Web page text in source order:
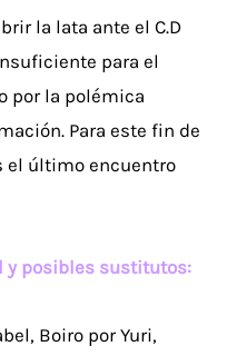
la lata ante el C.D
para el
por la polémica
Para este fin de
el último encuentro
y posibles sustitutos:
Boiro por Yuri,